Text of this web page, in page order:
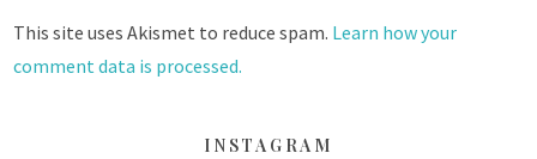
This site uses Akismet to reduce spam. Learn how your
comment data is processed.
INSTAGRAM